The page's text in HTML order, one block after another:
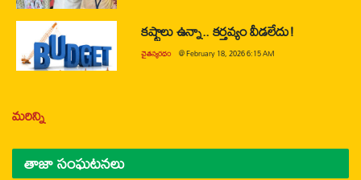
కష్టాలు ఉన్నా.. కర్తవ్యం వీడలేదు!
చైతన్యరధం @February 18, 2026 6:15 AM
మరిన్ని
తాజా సంఘటనలు